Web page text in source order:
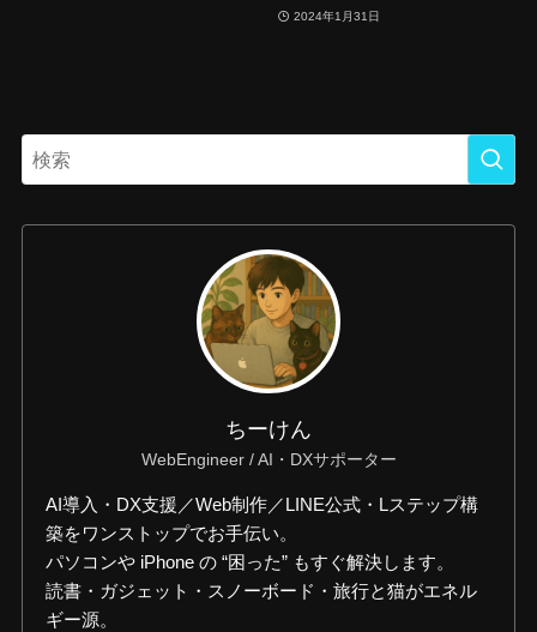
2024年1月31日
ちーけん
WebEngineer / AI・DXサポーター
AI導入・DX支援／Web制作／LINE公式・Lステップ構
築をワンストップでお手伝い。
パソコンや iPhone の “困った” もすぐ解決します。
読書・ガジェット・スノーボード・旅行と猫がエネル
ギー源。